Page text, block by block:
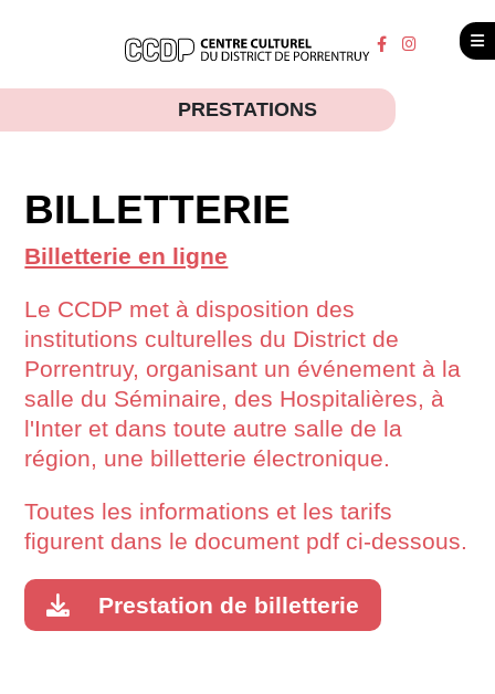
PRESTATIONS
BILLETTERIE
Billetterie en ligne
Le CCDP met à disposition des
institutions culturelles du District de
Porrentruy, organisant un événement à la
salle du Séminaire, des Hospitalières, à
l'Inter et dans toute autre salle de la
région, une billetterie électronique.
Toutes les informations et les tarifs
figurent dans le document pdf ci-dessous.
Prestation de billetterie